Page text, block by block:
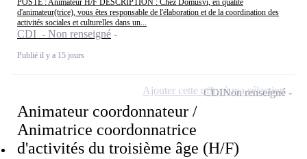
POSTE : Animateur H/F DESCRIPTION : Chez Domusvi, en qualité
d'animateur(trice), vous êtes responsable de l'élaboration et de la coordination des
activités sociales et culturelles dans un...
CDI - Non renseigné
Publié il y a 15 jours
Animateur coordonnateur /
Animatrice coordonnatrice
d'activités du troisième âge (H/F)
CDINon renseigné
Ajouter cette offre à ma sélection